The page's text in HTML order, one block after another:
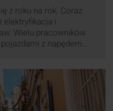
z roku na rok. Coraz
elektryfikacja i
Wielu pracowników
z napędem
pracy postanowił
To wzbudziło ogromny